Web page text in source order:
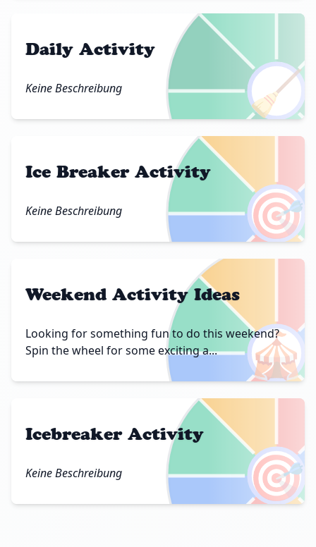
🧹
Daily Activity
Keine Beschreibung
🎯
Ice Breaker Activity
Keine Beschreibung
🎪
Weekend Activity Ideas
Looking for something fun to do this weekend?
Spin the wheel for some exciting a...
🎯
Icebreaker Activity
Keine Beschreibung